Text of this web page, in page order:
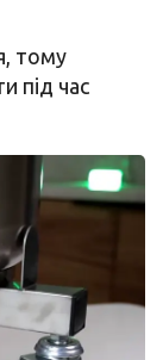
тому
під час